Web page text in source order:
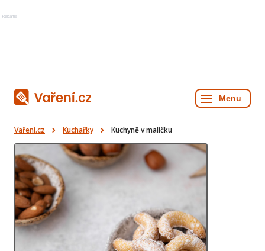
Reklama
Vaření.cz Kuchařky Kuchyně v malíčku